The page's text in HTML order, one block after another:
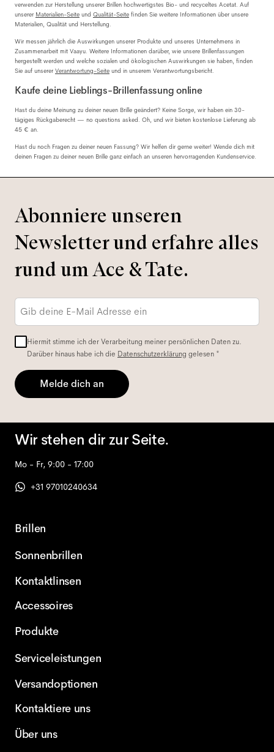
verwenden zur Herstellung unserer Brillen hochwertigstes Bio- und recyceltes Acetat. Auf
unserer Materialien-Seite und Qualität-Seite finden Sie weitere Informationen über unsere
Materialien, Qualität und Herstellung.
Wir messen jährlich die Auswirkungen unserer Produkte und unseres Unternehmens in
Zusammenarbeit mit Vaayu. Weitere Informationen darüber, wie unsere Brillenfassungen
hergestellt werden und welche sozialen und ökologischen Auswirkungen sie haben, finden
Sie auf unserer Verantwortung-Seite und in unserem Verantwortungsbericht.
Kaufe deine Lieblings-Brillenfassung online
Hast du deine Meinung zu deiner neuen Brille geändert? Keine Sorge, wir haben ein 30-
tägiges Rückgaberecht — no questions asked. Oh, und wir bieten kostenlose Lieferung ab
45 € an.
Hast du noch Fragen zu deiner neuen Fassung? Wir helfen dir gerne weiter! Wende dich mit
deinen Fragen zu deiner neuen Brille ganz einfach an unseren hervorragenden Kundenservice.
Abonniere unseren
Newsletter und erfahre alles
rund um Ace & Tate.
E-
Mail-
Hiermit stimme ich der Verarbeitung meiner persönlichen Daten zu.
Darüber hinaus habe ich die Datenschutzerklärung gelesen *
Melde dich an
Wir stehen dir zur Seite.
Mo - Fr, 9:00 - 17:00
+31 97010240634
Brillen
Sonnenbrillen
Kontaktlinsen
Accessoires
Produkte
Serviceleistungen
Versandoptionen
Kontaktiere uns
Über uns